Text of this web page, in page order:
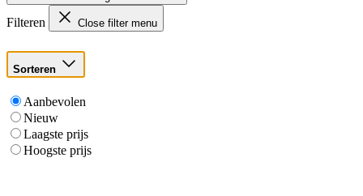
Filteren Close filter menu
Sorteren
Aanbevolen
Nieuw
Laagste prijs
Hoogste prijs